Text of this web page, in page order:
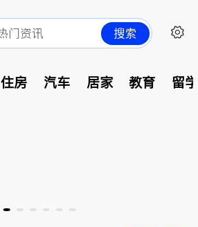
搜索
住房 汽车 居家 教育 留